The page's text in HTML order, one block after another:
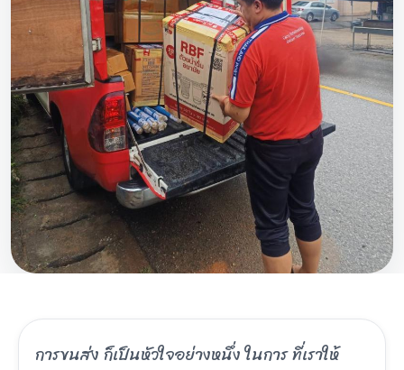
การขนส่ง ก็เป็นหัวใจอย่างหนึ่ง ในการ ที่เราให้